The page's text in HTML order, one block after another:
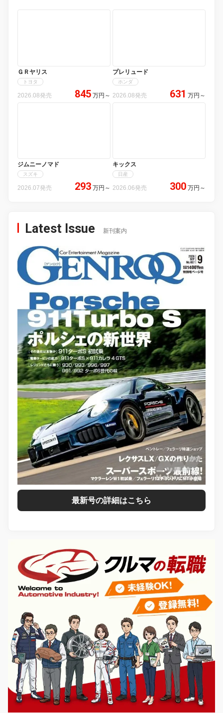
ＧＲヤリス
トヨタ
2026.08発売 845 万円 ～
プレリュード
ホンダ
2026.08発売 631 万円 ～
ジムニーノマド
スズキ
2026.07発売 293 万円 ～
キックス
日産
2026.06発売 300 万円 ～
Latest Issue 新刊案内
最新号の詳細はこちら